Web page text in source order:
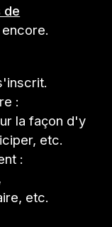
de
:
la façon d'y
etc.
:
etc.